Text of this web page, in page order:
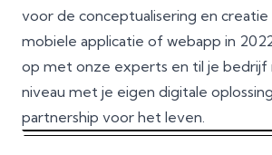
voor de conceptualisering en creatie
mobiele applicatie of webapp in
op met onze experts en til je bedrijf
niveau met je eigen digitale
partnership voor het leven.